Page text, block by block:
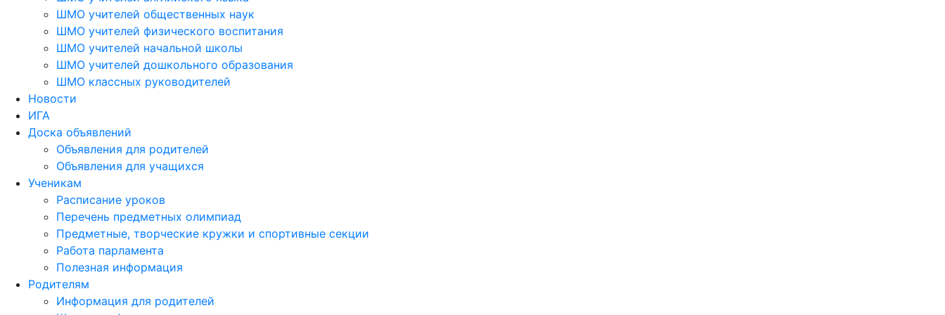
ШМО учителей общественных наук
ШМО учителей физического воспитания
ШМО учителей начальной школы
ШМО учителей дошкольного образования
ШМО классных руководителей
Новости
ИГА
Доска объявлений
Объявления для родителей
Объявления для учащихся
Ученикам
Расписание уроков
Перечень предметных олимпиад
Предметные, творческие кружки и спортивные секции
Работа парламента
Полезная информация
Родителям
Информация для родителей